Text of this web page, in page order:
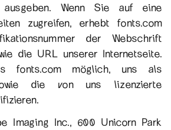
Wenn Sie auf eine
zugreifen, erhebt fonts.com
der Webschrift
die URL unserer Internetseite.
fonts.com möglich, uns als
die von uns lizenzierte
Imaging Inc., 600 Unicorn Park